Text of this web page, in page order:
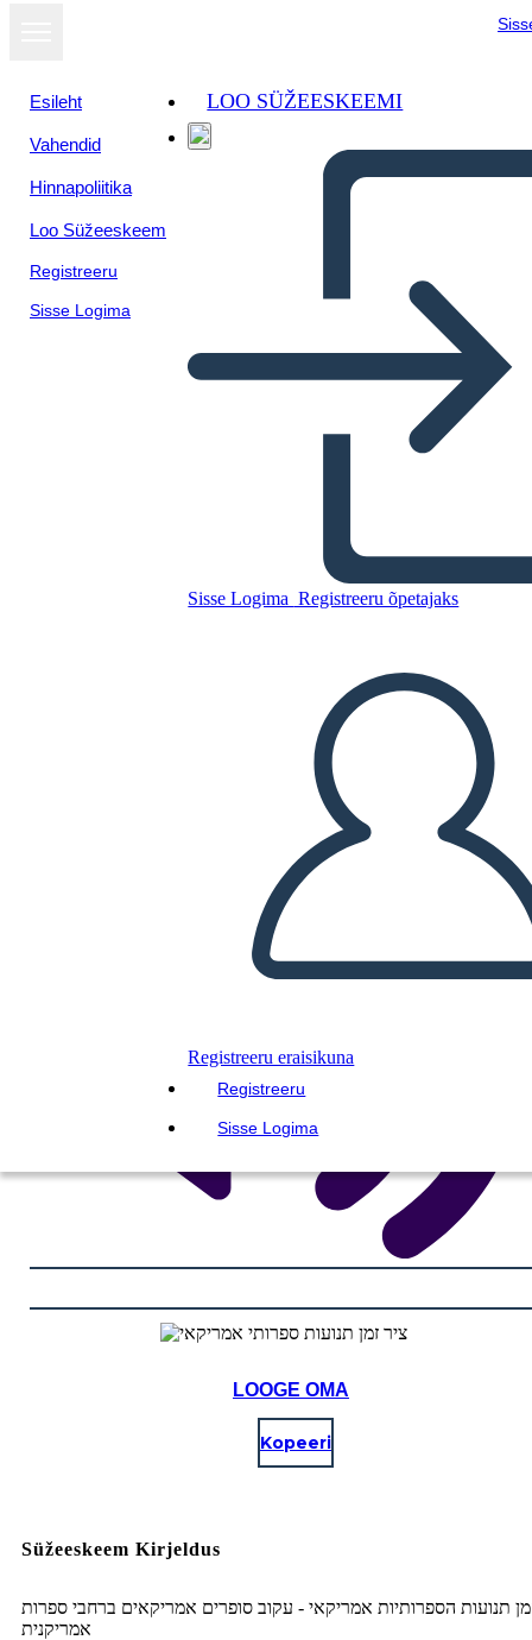
Esileht
Vahendid
Hinnapoliitika
Loo Süžeeskeem
Registreeru
Sisse Logima
LOO SÜŽEESKEEMI
Sisse Logima Registreeru õpetajaks
Registreeru eraisikuna
Registreeru
Sisse Logima
ציר זמן תנועות ספרותי אמריקאי
LUUA STORYBOARD
ESITA SLAIDIESITLUST
LOE MULLE
LOOGE OMA
Kopeeri
Süžeeskeem Kirjeldus
תנועות הספרותיות אמריקאי - עקוב סופרים אמריקאים ברחבי ספרות
אמריקנית